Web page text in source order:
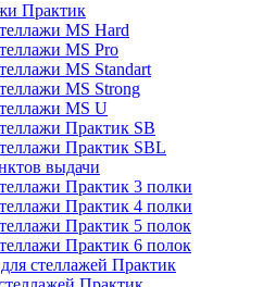
Практик
MS Hard
MS Pro
MS Standart
MS Strong
MS U
Практик SB
Практик SBL
выдачи
Практик 3 полки
Практик 4 полки
Практик 5 полок
Практик 6 полок
стеллажей Практик